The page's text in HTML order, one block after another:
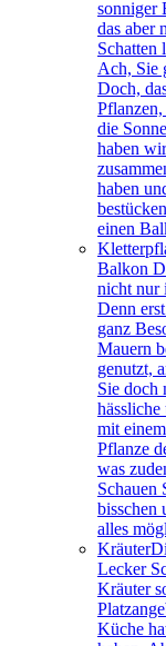
sonniger
das aber
Schatten
Ach, Sie
Doch,
die
haben
haben
einen
Balkon
nicht nur
Denn
ganz
Mauern
genutzt,
Sie doch
mit
Pflanze
was
Schauen
bisschen
alles
Kräuter
Lecker
Kräuter
Küche